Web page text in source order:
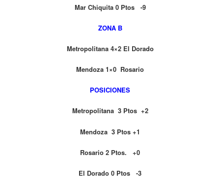
Mar Chiquita 0 Ptos -9
ZONA B
Metropolitana 4×2 El Dorado
Mendoza 1×0 Rosario
POSICIONES
Metropolitana 3 Ptos +2
Mendoza 3 Ptos +1
Rosario 2 Ptos. +0
El Dorado 0 Ptos -3